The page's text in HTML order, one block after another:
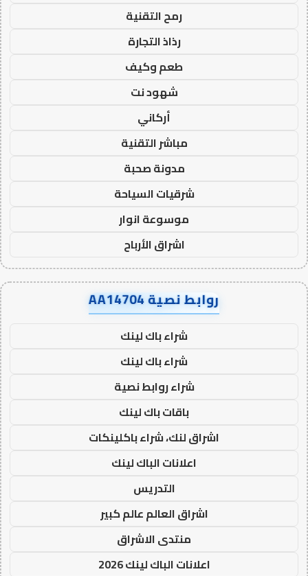
رمح التقنية
رذاذ التجارة
طعم وكيف
شهود نت
أركاني
مباشر التقنية
مدونة صحبة
شرقيات السياحة
موسوعة انوار
اشراق الأرباح
روابط نصية AA14704
شراء باك لينك
شراء باك لينك
شراء روابط نصية
باقات باك لينك
اشراق لنك، شراء باكلينكات
اعلانات الباك لينك
التدريس
اشراق العالم عالم كبير
منتدى الاشراق
اعلانات الباك لينك 2026